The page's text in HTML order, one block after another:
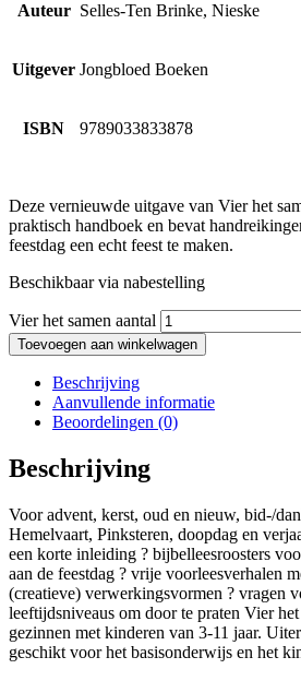
Auteur Selles-Ten Brinke, Nieske
Uitgever Jongbloed Boeken
ISBN 9789033833878
Deze vernieuwde uitgave van Vier het
praktisch handboek en bevat
feestdag een echt feest te maken.
Beschikbaar via nabestelling
Vier het samen aantal
Toevoegen aan winkelwagen
Beschrijving
Aanvullende informatie
Beoordelingen (0)
Beschrijving
Voor advent, kerst, oud en nieuw, bid-/
Hemelvaart, Pinksteren, doopdag en
een korte inleiding ? bijbelleesroosters
aan de feestdag ? vrije voorleesverhalen
(creatieve) verwerkingsvormen ? vragen
leeftijdsniveaus om door te praten Vier
gezinnen met kinderen van 3-11 jaar.
geschikt voor het basisonderwijs en het